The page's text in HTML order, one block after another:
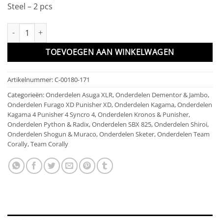
Steel – 2 pcs
Threaded Ball - 6mm - Steel - 2 pcs aantal
TOEVOEGEN AAN WINKELWAGEN
Artikelnummer:C-00180-171
Categorieën:Onderdelen Asuga XLR,Onderdelen Dementor & Jambo,
Onderdelen Furago XD Punisher XD,Onderdelen Kagama,Onderdelen
Kagama 4 Punisher 4 Syncro 4,Onderdelen Kronos & Punisher,
Onderdelen Python & Radix,Onderdelen SBX 825,Onderdelen Shiroi,
Onderdelen Shogun & Muraco,Onderdelen Sketer,Onderdelen Team
Corally,Team Corally